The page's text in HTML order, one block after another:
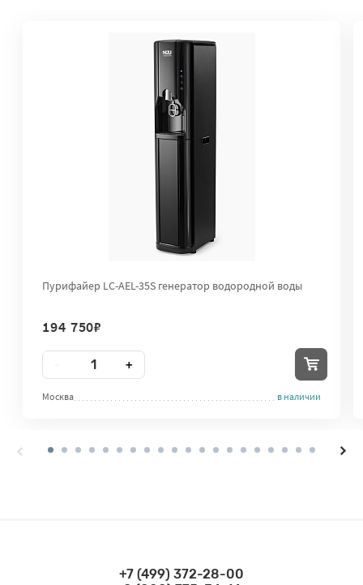
Пурифайер LC-AEL-35S генератор водородной воды
194 750₽
Количество +
Москва в наличии
Связаться по телефонам
+7 (499) 372-28-00